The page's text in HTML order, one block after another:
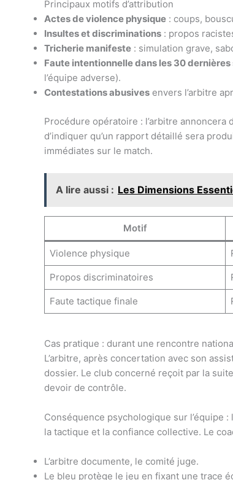
Principaux motifs d’attribution
Actes de violence physique : coups,
Insultes et discriminations : propos
Tricherie manifeste : simulation grave,
Faute intentionnelle dans les 30
l’équipe adverse).
Contestations abusives envers l’arbitre
Procédure opératoire : l’arbitre annoncera
d’indiquer qu’un rapport détaillé sera
immédiates sur le match.
A lire aussi : Les Dimensions
Motif
Violence physique
Propos discriminatoires
Faute tactique finale
Cas pratique : durant une rencontre
L’arbitre, après concertation avec son
dossier. Le club concerné reçoit par la
devoir de contrôle.
Conséquence psychologique sur l’équipe
la tactique et la confiance collective. Le
L’arbitre documente, le comité juge.
Le bleu protège le jeu en fixant une trace